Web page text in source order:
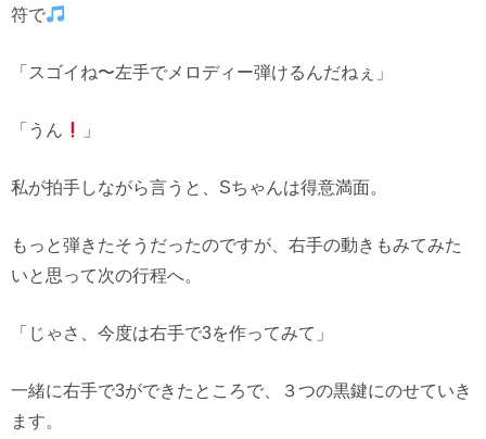
符で
「スゴイね〜左手でメロディー弾けるんだねぇ」
「うん 」
私が拍手しながら言うと、Sちゃんは得意満面。
もっと弾きたそうだったのですが、右手の動きもみてみた
いと思って次の行程へ。
「じゃさ、今度は右手で3を作ってみて」
一緒に右手で3ができたところで、３つの黒鍵にのせていき
ます。